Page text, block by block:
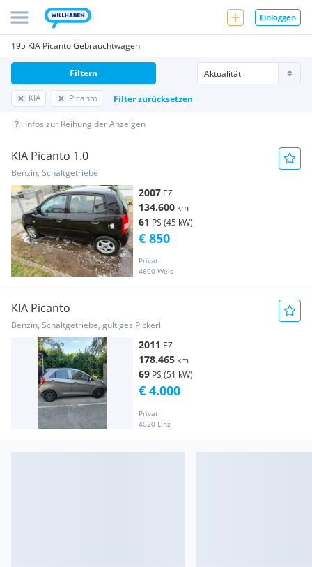
Einloggen
195 KIA Picanto Gebrauchtwagen
KIA Picanto Filter zurücksetzen
Filtern
Infos zur Reihung der Anzeigen
KIA Picanto 1.0
Benzin, Schaltgetriebe
2007 EZ
134.600 km
61 PS (45 kW)
Privat
4600 Wels
€ 850
KIA Picanto
Benzin, Schaltgetriebe, gültiges Pickerl
2011 EZ
178.465 km
69 PS (51 kW)
Privat
4020 Linz
€ 4.000